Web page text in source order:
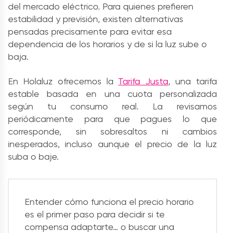
del mercado eléctrico. Para quienes prefieren
estabilidad y previsión, existen alternativas
pensadas precisamente para evitar esa
dependencia de los horarios y de si la luz sube o
baja.
En Holaluz ofrecemos la Tarifa Justa, una tarifa
estable basada en una cuota personalizada
según tu consumo real. La revisamos
periódicamente para que pagues lo que
corresponde, sin sobresaltos ni cambios
inesperados, incluso aunque el precio de la luz
suba o baje.
Entender cómo funciona el precio horario
es el primer paso para decidir si te
compensa adaptarte… o buscar una